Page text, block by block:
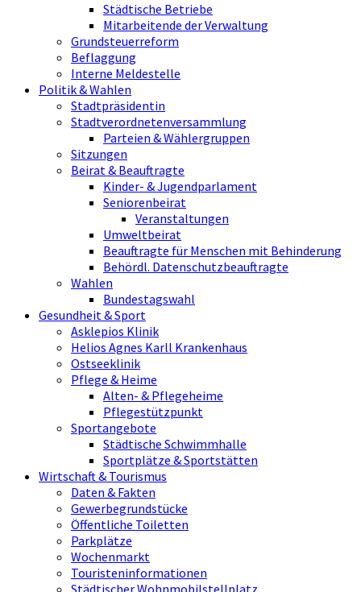
Städtische Betriebe
Mitarbeitende der Verwaltung
Grundsteuerreform
Beflaggung
Interne Meldestelle
Politik & Wahlen
Stadtpräsidentin
Stadtverordnetenversammlung
Parteien & Wählergruppen
Sitzungen
Beirat & Beauftragte
Kinder- & Jugendparlament
Seniorenbeirat
Veranstaltungen
Umweltbeirat
Beauftragte für Menschen mit Behinderung
Behördl. Datenschutzbeauftragte
Wahlen
Bundestagswahl
Gesundheit & Sport
Asklepios Klinik
Helios Agnes Karll Krankenhaus
Ostseeklinik
Pflege & Heime
Alten- & Pflegeheime
Pflegestützpunkt
Sportangebote
Städtische Schwimmhalle
Sportplätze & Sportstätten
Wirtschaft & Tourismus
Daten & Fakten
Gewerbegrundstücke
Öffentliche Toiletten
Parkplätze
Wochenmarkt
Touristeninformationen
Städtischer Wohnmobilstellplatz